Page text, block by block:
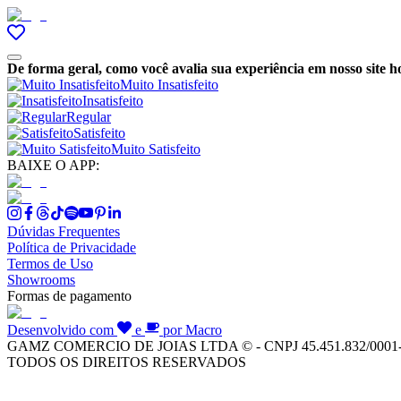
De forma geral, como você avalia sua experiência em nosso site
Muito Insatisfeito
Insatisfeito
Regular
Satisfeito
Muito Satisfeito
BAIXE O APP:
Dúvidas Frequentes
Política de Privacidade
Termos de Uso
Showrooms
Formas de pagamento
Desenvolvido com e
por Macro
GAMZ COMERCIO DE JOIAS LTDA © - CNPJ 45.451.832/
TODOS OS DIREITOS RESERVADOS